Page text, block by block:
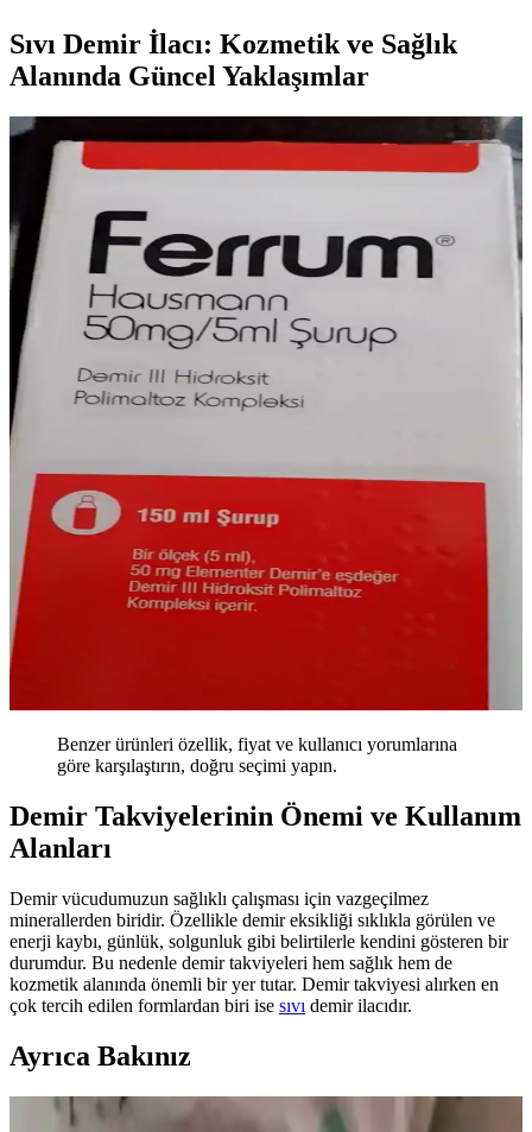
Sıvı Demir İlacı: Kozmetik ve Sağlık
Alanında Güncel Yaklaşımlar
Benzer ürünleri özellik, fiyat ve kullanıcı yorumlarına
göre karşılaştırın, doğru seçimi yapın.
Demir Takviyelerinin Önemi ve Kullanım
Alanları
Demir vücudumuzun sağlıklı çalışması için vazgeçilmez
minerallerden biridir. Özellikle demir eksikliği sıklıkla görülen ve
enerji kaybı, günlük, solgunluk gibi belirtilerle kendini gösteren bir
durumdur. Bu nedenle demir takviyeleri hem sağlık hem de
kozmetik alanında önemli bir yer tutar. Demir takviyesi alırken en
çok tercih edilen formlardan biri ise sıvı demir ilacıdır.
Ayrıca Bakınız